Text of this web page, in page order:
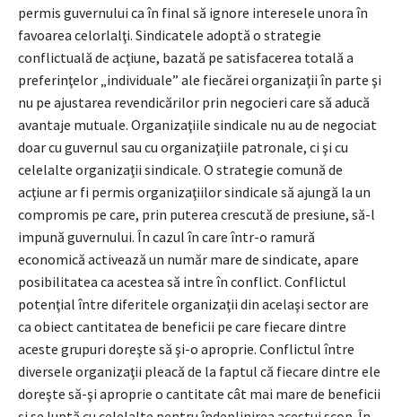
permis guvernului ca în final să ignore interesele unora în
favoarea celorlalţi. Sindicatele adoptă o strategie
conflictuală de acţiune, bazată pe satisfacerea totală a
preferinţelor „individuale” ale fiecărei organizaţii în parte şi
nu pe ajustarea revendicărilor prin negocieri care să aducă
avantaje mutuale. Organizaţiile sindicale nu au de negociat
doar cu guvernul sau cu organizaţiile patronale, ci şi cu
celelalte organizaţii sindicale. O strategie comună de
acţiune ar fi permis organizaţiilor sindicale să ajungă la un
compromis pe care, prin puterea crescută de presiune, să-l
impună guvernului. În cazul în care într-o ramură
economică activează un număr mare de sindicate, apare
posibilitatea ca acestea să intre în conflict. Conflictul
potenţial între diferitele organizaţii din acelaşi sector are
ca obiect cantitatea de beneficii pe care fiecare dintre
aceste grupuri doreşte să şi-o aproprie. Conflictul între
diversele organizaţii pleacă de la faptul că fiecare dintre ele
doreşte să-şi aproprie o cantitate cât mai mare de beneficii